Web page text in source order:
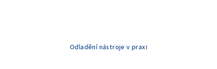
u
Odladění nástroje v praxi